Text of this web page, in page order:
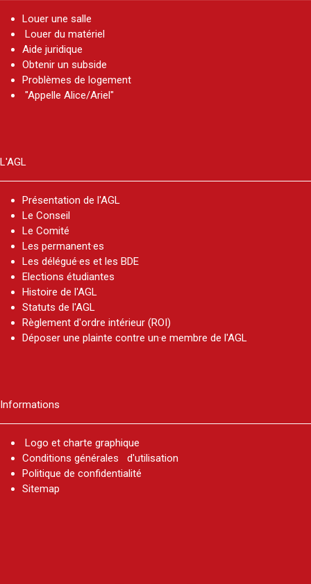
Louer une salle
Louer du matériel
Aide juridique
Obtenir un subside
Problèmes de logement
"Appelle Alice/Ariel"
L'AGL
Présentation de l'AGL
Le Conseil
Le Comité
Les permanent·es
Les délégué·es et les BDE
Elections étudiantes
Histoire de l'AGL
Statuts de l'AGL
Règlement d'ordre intérieur (ROI)
Déposer une plainte contre un·e membre de l'AGL
Informations
Logo et charte graphique
Conditions générales d'utilisation
Politique de confidentialité
Sitemap